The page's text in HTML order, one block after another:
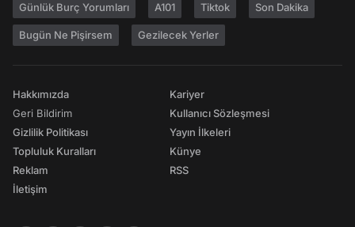
Günlük Burç Yorumları A101 Tiktok Son Dakika
Bugün Ne Pişirsem Gezilecek Yerler
Hakkımızda
Geri Bildirim
Gizlilik Politikası
Topluluk Kuralları
Reklam
İletişim
Kariyer
Kullanıcı Sözleşmesi
Yayın İlkeleri
Künye
RSS